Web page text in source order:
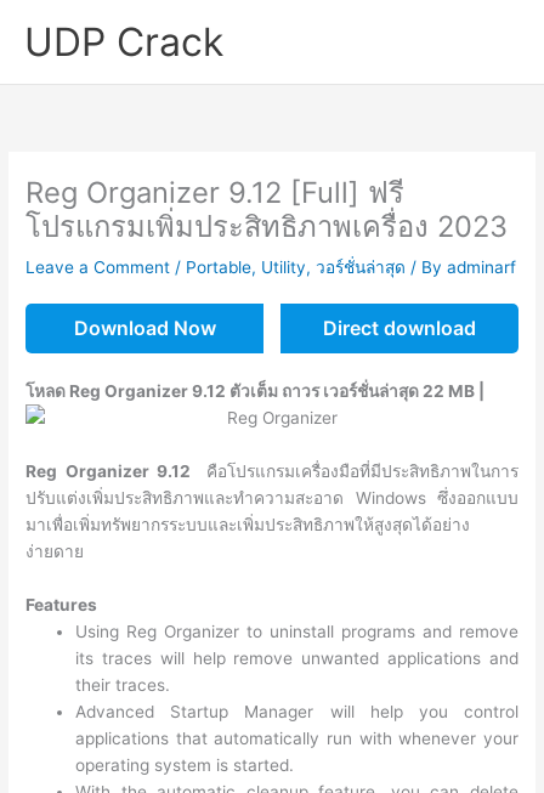
UDP Crack
Reg Organizer 9.12 [Full] ฟรี
โปรแกรมเพิ่มประสิทธิภาพเครื่อง 2023
Leave a Comment / Portable, Utility,วอร์ชั่นล่าสุด / Byadminarf
Download Now Direct download
โหลด Reg Organizer 9.12 ตัวเต็ม ถาวร เวอร์ชั่นล่าสุด 22 MB |
Reg Organizer 9.12 คือโปรแกรมเครื่องมือที่มีประสิทธิภาพในการ
ปรับแต่งเพิ่มประสิทธิภาพและทำความสะอาด Windows ซึ่งออกแบบ
มาเพื่อเพิ่มทรัพยากรระบบและเพิ่มประสิทธิภาพให้สูงสุดได้อย่าง
ง่ายดาย
Features
Using Reg Organizer to uninstall programs and remove
its traces will help remove unwanted applications and
their traces.
Advanced Startup Manager will help you control
applications that automatically run with whenever your
operating system is started.